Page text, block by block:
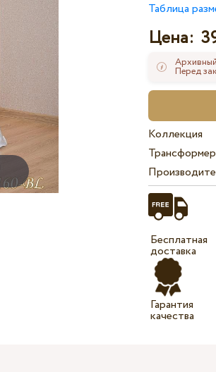
Таблица
Цена:
Перед
Коллекция
Трансформер
Бесплатная
доставка
Гарантия
качества